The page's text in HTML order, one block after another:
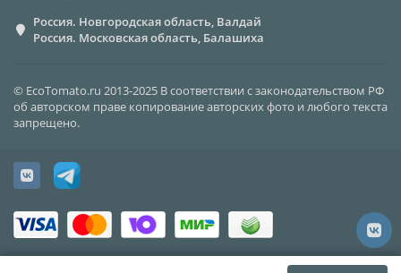
Россия. Новгородская область, Валдай
Россия. Московская область, Балашиха
© EcoTomato.ru 2013-2025 В соответствии с законодательством РФ
об авторском праве копирование авторских фото и любого текста
запрещено.